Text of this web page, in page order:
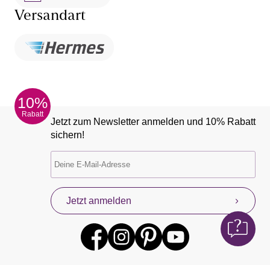
Versandart
10%
Rabatt
Jetzt zum Newsletter anmelden und 10% Rabatt
sichern!
Jetzt anmelden